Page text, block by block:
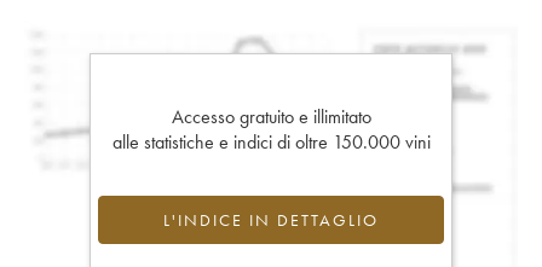
Accesso gratuito e illimitato
alle statistiche e indici di oltre 150.000 vini
L'INDICE IN DETTAGLIO